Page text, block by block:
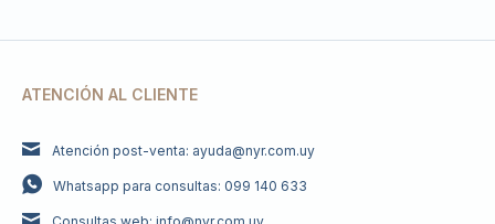
ATENCIÓN AL CLIENTE
Atención post-venta: ayuda@nyr.com.uy
Whatsapp para consultas: 099 140 633